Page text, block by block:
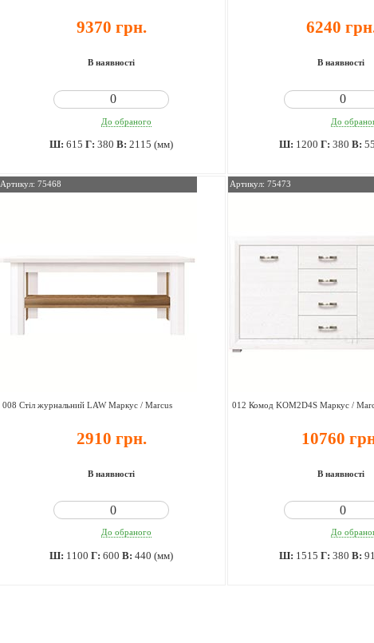
9370 грн.
В наявності
До обраного
Ш:615 Г:380 В:2115 (мм)
6240
В наявності
До
Ш: 1200 Г:380 В:
Артикул: 75468
008 Стіл журнальний LAW Маркус / Marcus
2910 грн.
В наявності
До обраного
Ш: 1100 Г:600 В:440 (мм)
Артикул: 75473
012 Комод KOM2D4S Маркус /
10760
В наявності
До
Ш: 1515 Г:380 В: